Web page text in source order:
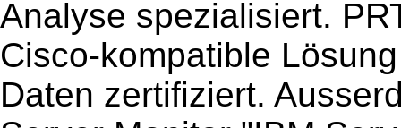
Analyse spezialisiert.
Cisco-kompatible
Daten zertifiziert.